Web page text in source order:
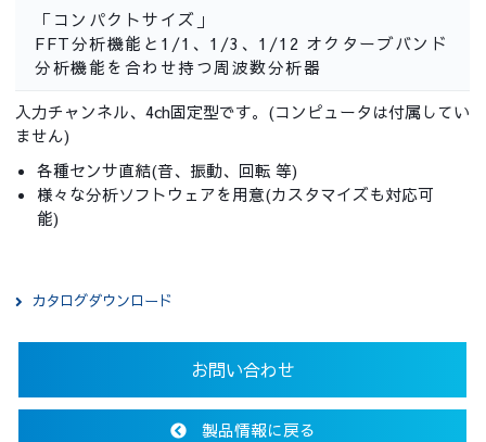
「コンパクトサイズ」
FFT分析機能と1/1、1/3、1/12 オクターブバンド
分析機能を合わせ持つ周波数分析器
入力チャンネル、4ch固定型です。(コンピュータは付属してい
ません)
各種センサ直結(音、振動、回転 等)
様々な分析ソフトウェアを用意(カスタマイズも対応可
能)
カタログダウンロード
お問い合わせ
製品情報に戻る